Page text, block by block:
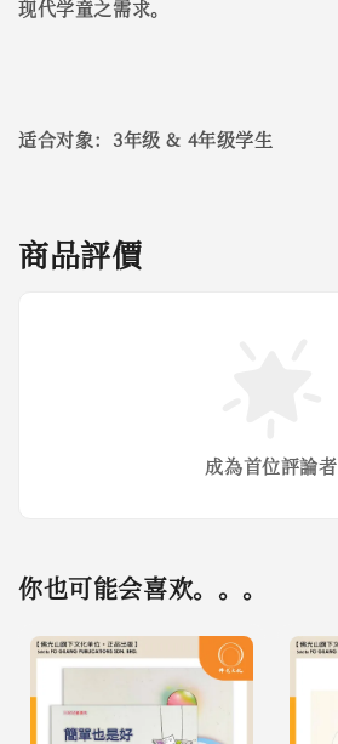
现代学童之需求。
适合对象：3年级 & 4年级学生
商品評價
成為首位評論者
你也可能会喜欢。。。